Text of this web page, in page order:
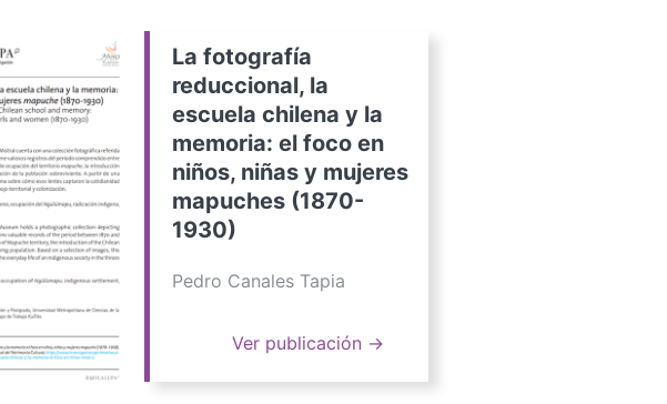
La fotografía
reduccional, la
escuela chilena y la
memoria: el foco en
niños, niñas y mujeres
mapuches (1870-
1930)
Pedro Canales Tapia
Ver publicación →